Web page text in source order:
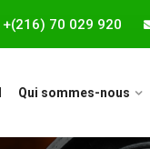
+(216) 70 029 920
Qui sommes-nous